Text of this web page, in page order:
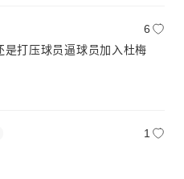
6
打压球员逼球员加入杜梅
1